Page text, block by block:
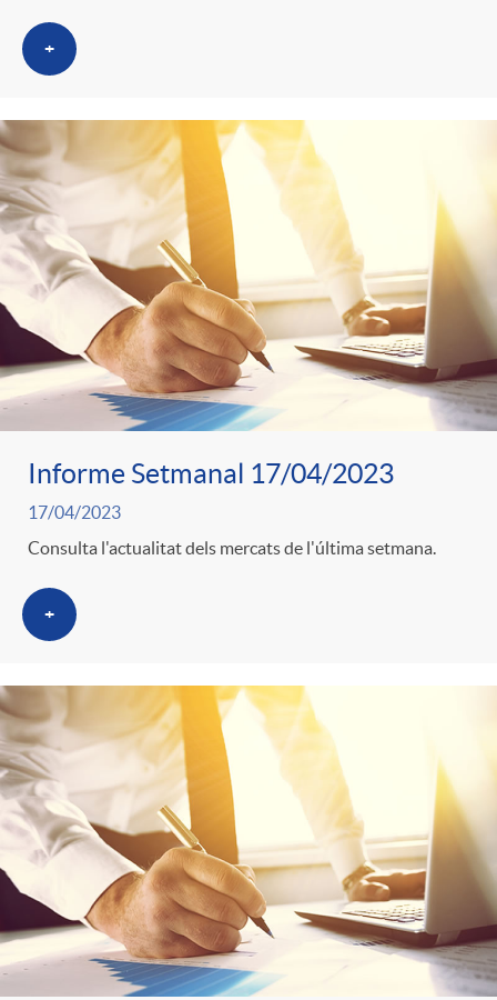
e
g
o
r
i
a
s
+
Informe Setmanal 17/04/2023
17/04/2023
Consulta l'actualitat dels mercats de l'última setmana.
+